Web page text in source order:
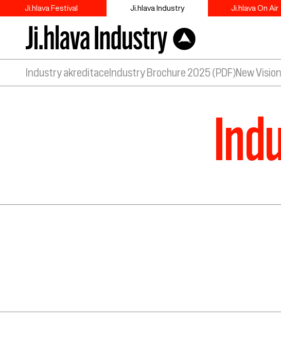
Ji.hlava Festival Ji.hlava Industry Ji.hlava On Air
Industry akreditace Industry Brochure 2025 (PDF)New